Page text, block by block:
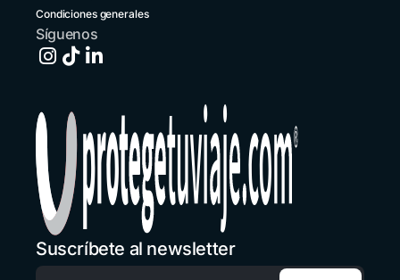
El Salvador
España
Estados Unidos
+1 914 826 8771
Guatemala
+502 2 3141396
Honduras
+1 914 826 8771
México
Condiciones generales
Síguenos
Suscríbete al newsletter